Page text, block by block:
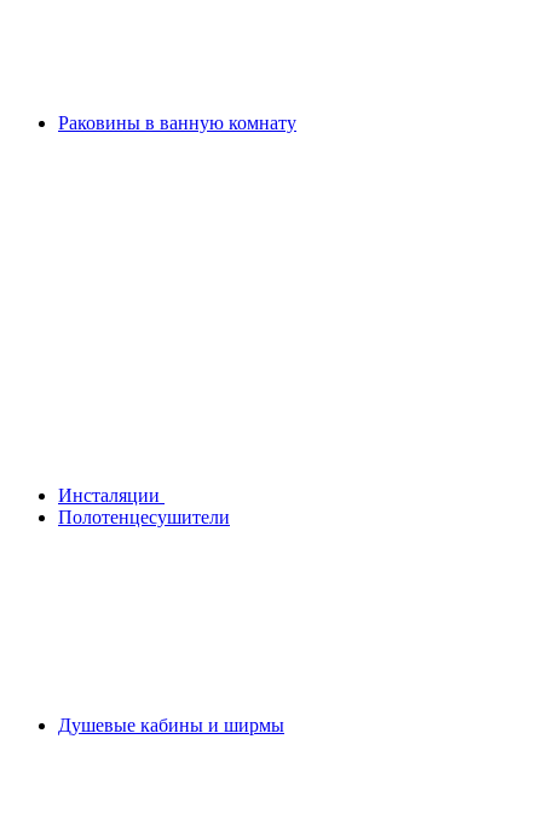
Раковины в ванную комнату
Инсталяции
Полотенцесушители
Душевые кабины и ширмы